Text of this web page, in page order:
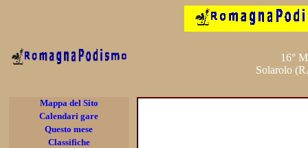
16°
Solarolo
Mappa del Sito
Calendari gare
Questo mese
Classifiche